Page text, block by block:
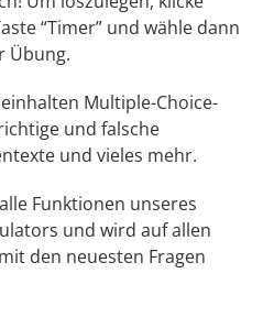
“Timer” und wähle dann
Übung.
Multiple-Choice-
und falsche
und vieles mehr.
Funktionen unseres
und wird auf allen
den neuesten Fragen